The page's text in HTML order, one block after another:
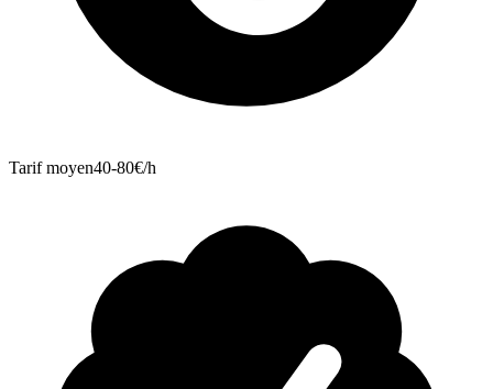
Tarif moyen40-80€/h